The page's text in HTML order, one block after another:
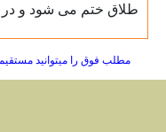
طلاق ختم می شود و در
مطلب فوق را میتوانید